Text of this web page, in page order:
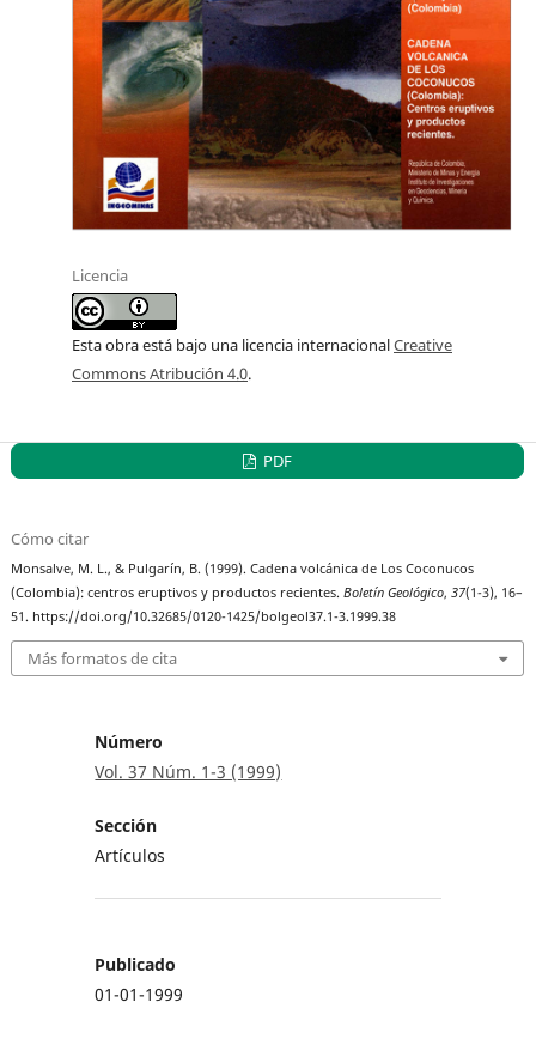
Licencia
Esta obra está bajo una licencia internacionalCreative
Commons Atribución 4.0.
PDF
Cómo citar
Monsalve, M. L., & Pulgarín, B. (1999). Cadena volcánica de Los Coconucos
(Colombia): centros eruptivos y productos recientes.Boletín Geológico,37(1-3), 16–
51. https://doi.org/10.32685/0120-1425/bolgeol37.1-3.1999.38
Más formatos de cita
Número
Vol. 37 Núm. 1-3 (1999)
Sección
Artículos
Publicado
01-01-1999